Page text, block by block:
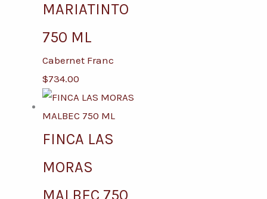
MARIATINTO
750 ML
Cabernet Franc
$734.00
FINCA LAS
MORAS
MALBEC 750